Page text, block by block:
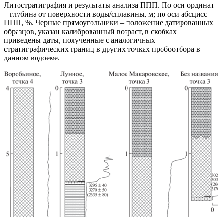
Литостратиграфия и результаты анализа ППП. По оси ординат
– глубина от поверхности воды/сплавины, м; по оси абсцисс –
ППП, %. Черные прямоугольники – положение датированных
образцов, указан калиброванный возраст, в скобках
приведены даты, полученные с аналогичных
стратиграфических границ в других точках пробоотбора в
данном водоеме.